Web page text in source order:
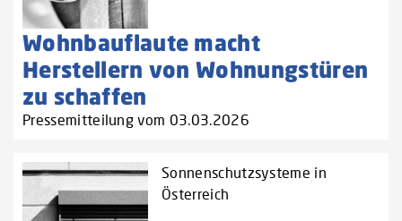
Wohnbauflaute macht
Herstellern von Wohnungstüren
zu schaffen‌
Pressemitteilung vom 03.03.2026
Sonnenschutzsysteme in
Österreich